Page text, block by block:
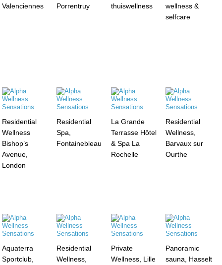
Valenciennes
Porrentruy
thuiswellness
wellness &
selfcare
Residential
Wellness
Bishop’s
Avenue,
London
Residential
Spa,
Fontainebleau
La Grande
Terrasse Hôtel
& Spa La
Rochelle
Residential
Wellness,
Barvaux sur
Ourthe
Aquaterra
Sportclub,
Residential
Wellness,
Private
Wellness, Lille
Panoramic
sauna, Hasselt